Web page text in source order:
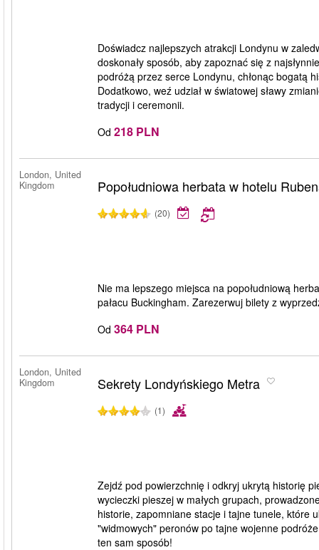
Doświadcz najlepszych atrakcji Londynu w
doskonały sposób, aby zapoznać się z
podróżą przez serce Londynu, chłonąc bogatą
Dodatkowo, weź udział w światowej sławy
tradycji i ceremonii.
Od 218 PLN
London, United
Kingdom
Popołudniowa herbata w hotelu
(20)
Nie ma lepszego miejsca na popołudniową
pałacu Buckingham. Zarezerwuj bilety z
Od 364 PLN
London, United
Kingdom
Sekrety Londyńskiego Metra
(1)
Zejdź pod powierzchnię i odkryj ukrytą historię
wycieczki pieszej w małych grupach,
historie, zapomniane stacje i tajne tunele, które
"widmowych" peronów po tajne wojenne
ten sam sposób!